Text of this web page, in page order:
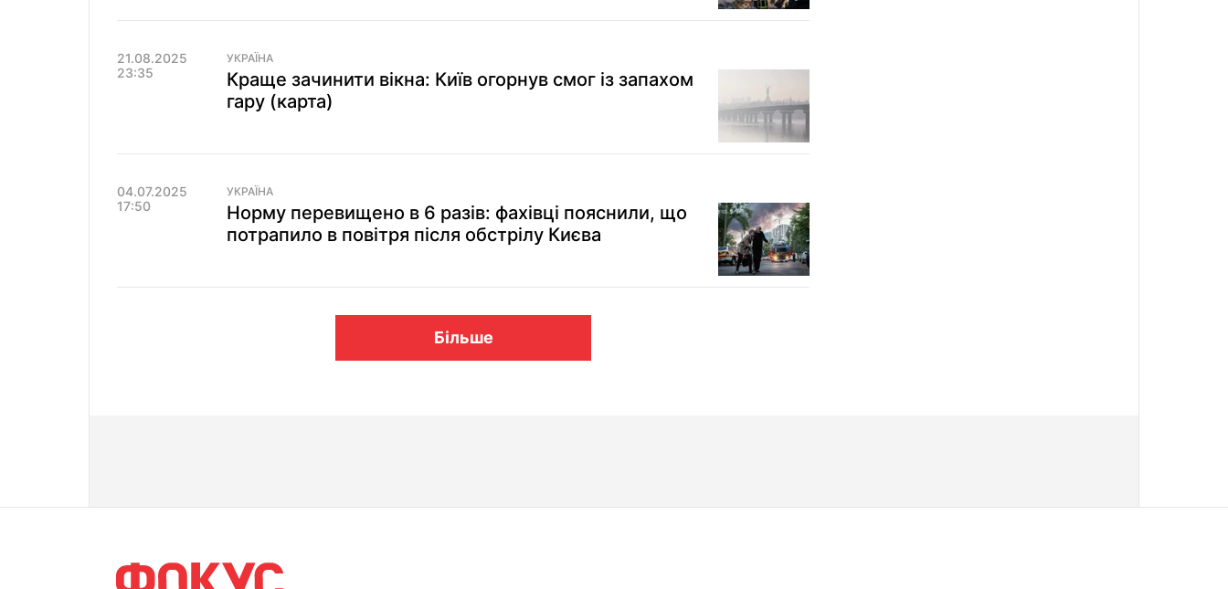
21.08.2025
23:35
УКРАЇНА
Краще зачинити вікна: Київ огорнув смог із запахом
гару (карта)
04.07.2025
17:50
УКРАЇНА
Норму перевищено в 6 разів: фахівці пояснили, що
потрапило в повітря після обстрілу Києва
Більше